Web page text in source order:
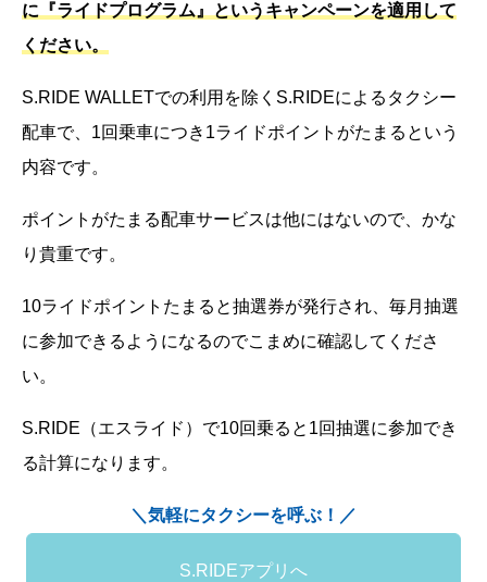
に『ライドプログラム』というキャンペーンを適用して
ください。
S.RIDE WALLETでの利用を除くS.RIDEによるタクシー
配車で、1回乗車につき1ライドポイントがたまるという
内容です。
ポイントがたまる配車サービスは他にはないので、かな
り貴重です。
10ライドポイントたまると抽選券が発行され、毎月抽選
に参加できるようになるのでこまめに確認してくださ
い。
S.RIDE（エスライド）で10回乗ると1回抽選に参加でき
る計算になります。
＼気軽にタクシーを呼ぶ！／
S.RIDEアプリへ